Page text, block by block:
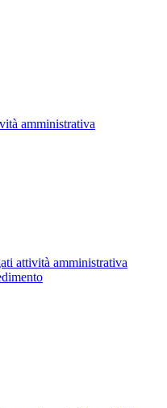
amministrativa
attività amministrativa